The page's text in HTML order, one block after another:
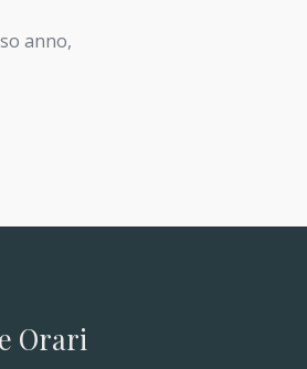
anno,
Orari